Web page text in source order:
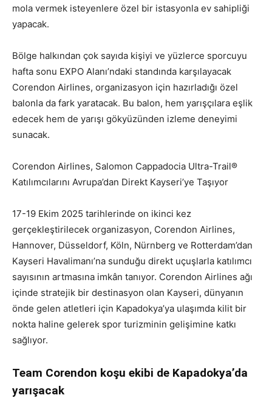
mola vermek isteyenlere özel bir istasyonla ev sahipliği
yapacak.
Bölge halkından çok sayıda kişiyi ve yüzlerce sporcuyu
hafta sonu EXPO Alanı’ndaki standında karşılayacak
Corendon Airlines, organizasyon için hazırladığı özel
balonla da fark yaratacak. Bu balon, hem yarışçılara eşlik
edecek hem de yarışı gökyüzünden izleme deneyimi
sunacak.
Corendon Airlines, Salomon Cappadocia Ultra-Trail®
Katılımcılarını Avrupa’dan Direkt Kayseri’ye Taşıyor
17-19 Ekim 2025 tarihlerinde on ikinci kez
gerçekleştirilecek organizasyon, Corendon Airlines,
Hannover, Düsseldorf, Köln, Nürnberg ve Rotterdam’dan
Kayseri Havalimanı’na sunduğu direkt uçuşlarla katılımcı
sayısının artmasına imkân tanıyor. Corendon Airlines ağı
içinde stratejik bir destinasyon olan Kayseri, dünyanın
önde gelen atletleri için Kapadokya’ya ulaşımda kilit bir
nokta haline gelerek spor turizminin gelişimine katkı
sağlıyor.
Team Corendon koşu ekibi de Kapadokya’da
yarışacak